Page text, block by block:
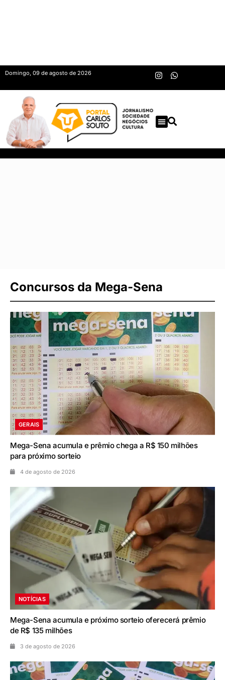
Domingo, 09 de agosto de 2026
Concursos da Mega-Sena
GERAIS
Mega-Sena acumula e prêmio chega a R$ 150 milhões
para próximo sorteio
4 de agosto de 2026
NOTÍCIAS
Mega-Sena acumula e próximo sorteio oferecerá prêmio
de R$ 135 milhões
3 de agosto de 2026